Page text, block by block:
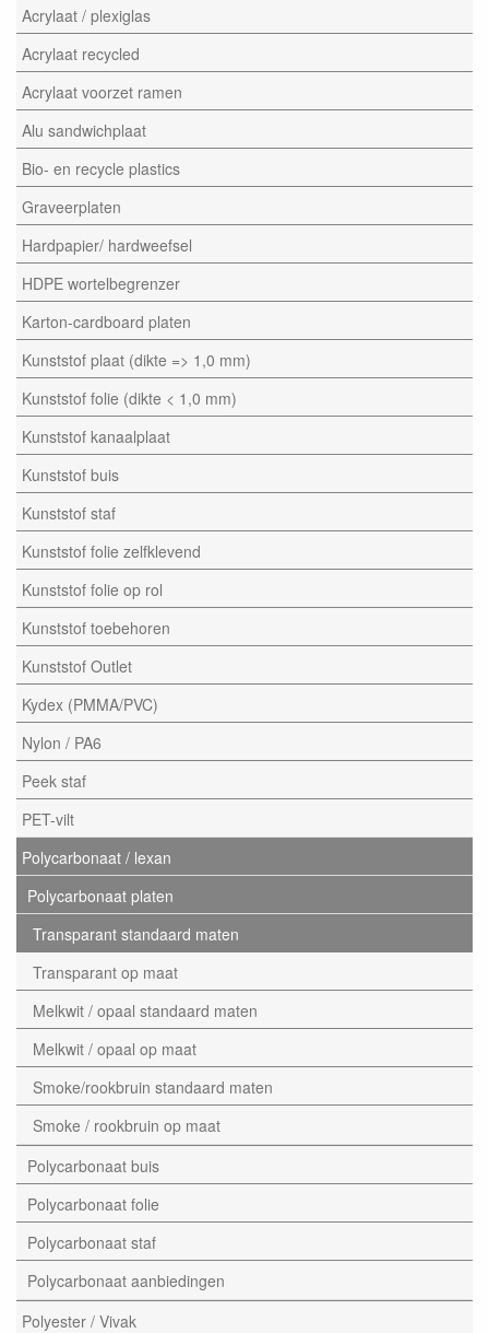
Acrylaat / plexiglas
Acrylaat recycled
Acrylaat voorzet ramen
Alu sandwichplaat
Bio- en recycle plastics
Graveerplaten
Hardpapier/ hardweefsel
HDPE wortelbegrenzer
Karton-cardboard platen
Kunststof plaat (dikte => 1,0 mm)
Kunststof folie (dikte < 1,0 mm)
Kunststof kanaalplaat
Kunststof buis
Kunststof staf
Kunststof folie zelfklevend
Kunststof folie op rol
Kunststof toebehoren
Kunststof Outlet
Kydex (PMMA/PVC)
Nylon / PA6
Peek staf
PET-vilt
Polycarbonaat / lexan
Polycarbonaat platen
Transparant standaard maten
Transparant op maat
Melkwit / opaal standaard maten
Melkwit / opaal op maat
Smoke/rookbruin standaard maten
Smoke / rookbruin op maat
Polycarbonaat buis
Polycarbonaat folie
Polycarbonaat staf
Polycarbonaat aanbiedingen
Polyester / Vivak